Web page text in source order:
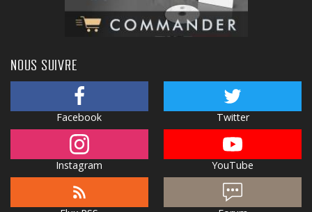
NOUS SUIVRE
Facebook Twitter
Instagram YouTube